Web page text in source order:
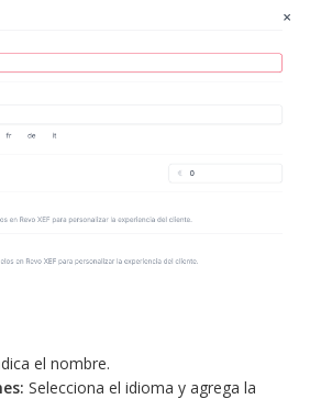
el nombre.
Selecciona el idioma y agrega la